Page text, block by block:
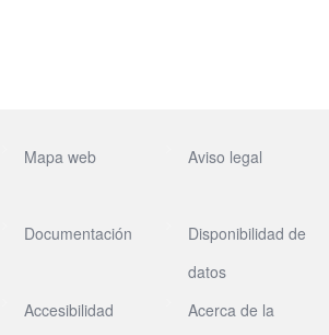
Mapa web Aviso legal
Documentación
Disponibilidad de
datos
Accesibilidad
Acerca de la